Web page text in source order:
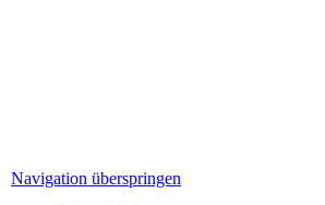
Navigation überspringen